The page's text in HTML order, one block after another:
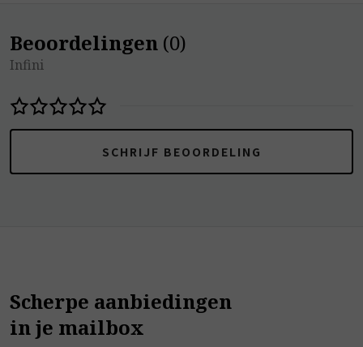
Beoordelingen (0)
Infini
SCHRIJF BEOORDELING
Scherpe aanbiedingen
in je mailbox